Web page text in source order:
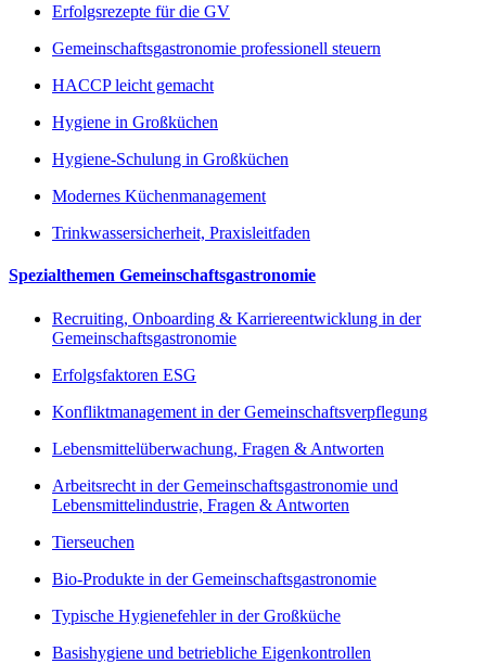
Erfolgsrezepte für die GV
Gemeinschaftsgastronomie professionell steuern
HACCP leicht gemacht
Hygiene in Großküchen
Hygiene-Schulung in Großküchen
Modernes Küchenmanagement
Trinkwassersicherheit, Praxisleitfaden
Spezialthemen Gemeinschaftsgastronomie
Recruiting, Onboarding & Karriereentwicklung in der
Gemeinschaftsgastronomie
Erfolgsfaktoren ESG
Konfliktmanagement in der Gemeinschaftsverpflegung
Lebensmittelüberwachung, Fragen & Antworten
Arbeitsrecht in der Gemeinschaftsgastronomie und
Lebensmittelindustrie, Fragen & Antworten
Tierseuchen
Bio-Produkte in der Gemeinschaftsgastronomie
Typische Hygienefehler in der Großküche
Basishygiene und betriebliche Eigenkontrollen